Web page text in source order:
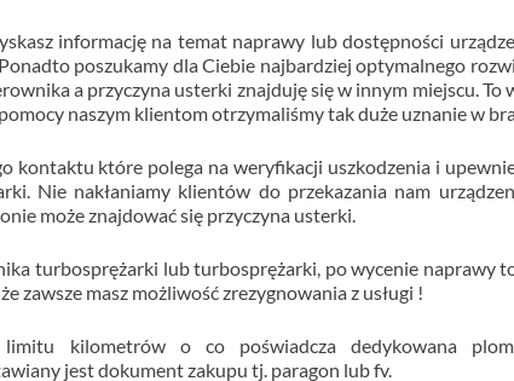
informację na temat naprawy lub dostępności
poszukamy dla Ciebie najbardziej optymalnego
a przyczyna usterki znajduję się w innym miejscu. To
naszym klientom otrzymaliśmy tak duże uznanie w
kontaktu które polega na weryfikacji uszkodzenia i
Nie nakłaniamy klientów do przekazania nam
może znajdować się przyczyna usterki.
turbosprężarki lub turbosprężarki, po wycenie naprawy
zawsze masz możliwość zrezygnowania z usługi !
kilometrów o co poświadcza dedykowana
jest dokument zakupu tj. paragon lub fv.